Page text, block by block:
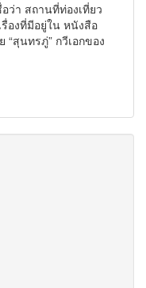
ว่า สถานที่ท่องเที่ยว
รื่องที่มีอยู่ใน หนังสือ
สุนทรภู่” กวีเอกของ